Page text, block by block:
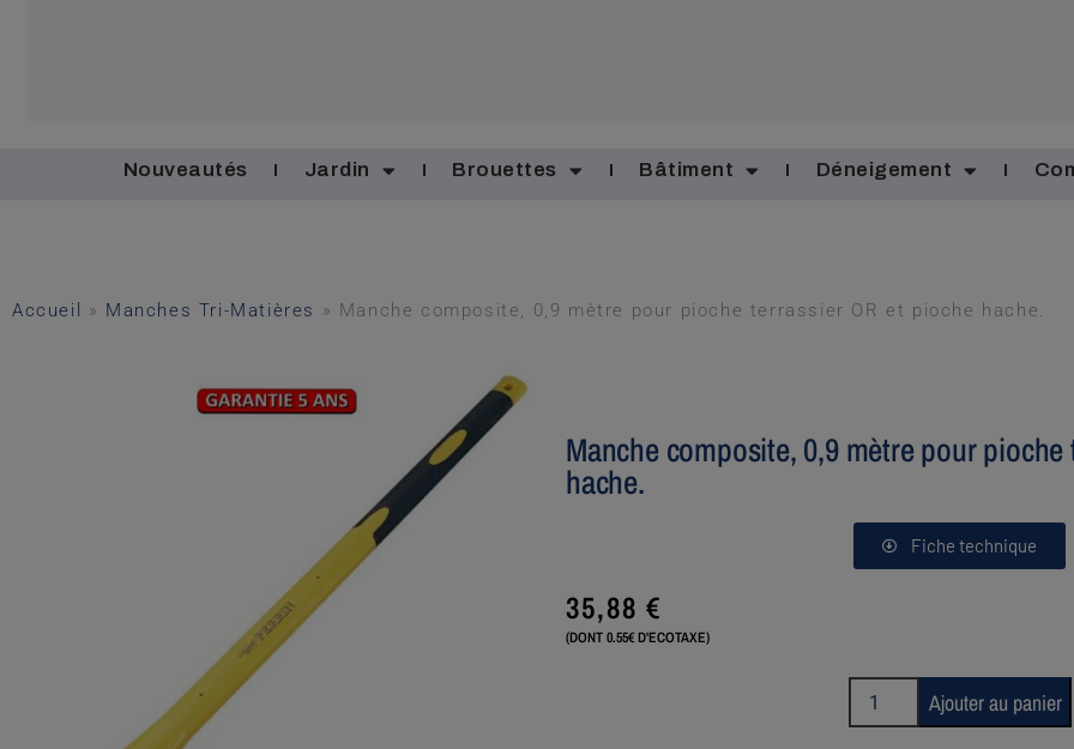
Nouveautés Jardin Brouettes Bâtiment Déneigement
Accueil » Manches Tri-Matières » Manche composite, 0,9 mètre pour pioche terrassier OR et pioche hache.
Manche composite, 0,9 mètre pour
hache.
Fiche technique
35,88€
(DONT 0.55€ D'ECOTAXE)
Ajouter au panier